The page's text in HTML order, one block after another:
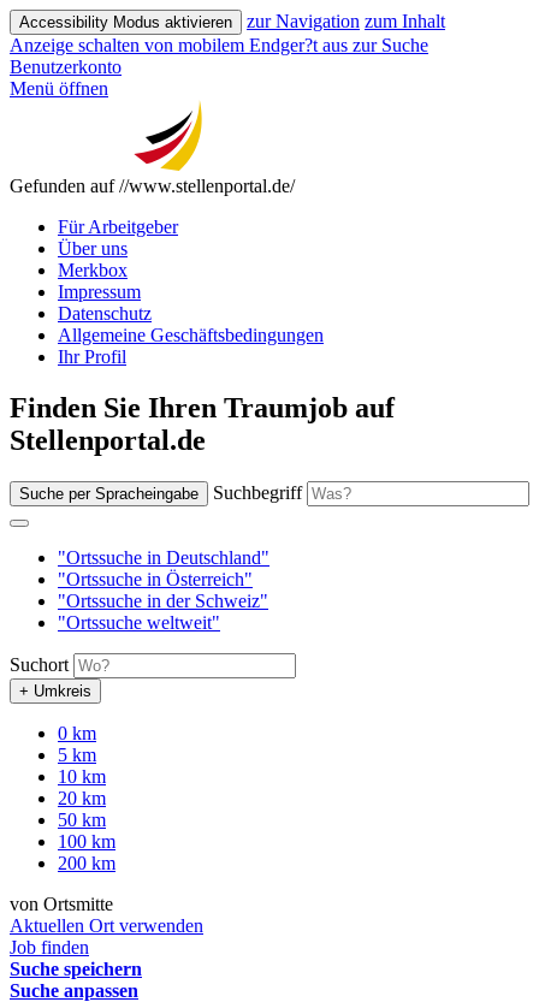
Accessibility Modus aktivieren zur Navigation zum Inhalt
Anzeige schalten von mobilem Endger?t aus zur Suche
Benutzerkonto
Menü öffnen
Gefunden auf //www.stellenportal.de/
Für Arbeitgeber
Über uns
Merkbox
Impressum
Datenschutz
Allgemeine Geschäftsbedingungen
Ihr Profil
Finden Sie Ihren Traumjob auf
Stellenportal.de
Suche per Spracheingabe Suchbegriff
"Ortssuche in Deutschland"
"Ortssuche in Österreich"
"Ortssuche in der Schweiz"
"Ortssuche weltweit"
Suchort
+ Umkreis
0 km
5 km
10 km
20 km
50 km
100 km
200 km
von Ortsmitte
Aktuellen Ort verwenden
Job finden
Suche speichern
Suche anpassen